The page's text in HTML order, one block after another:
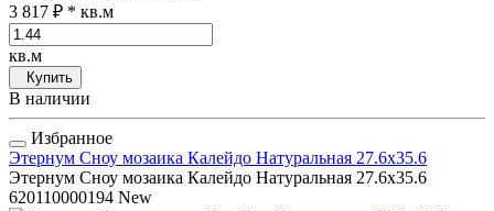
3 817 ₽ * кв.м
кв.м
Купить
В наличии
Избранное
Этернум Сноу мозаика Калейдо Натуральная 27.6x35.6
Этернум Сноу мозаика Калейдо Натуральная 27.6x35.6
620110000194 New